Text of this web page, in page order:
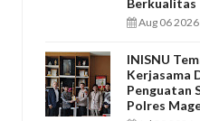
Berkualitas
Aug 06 2026
INISNU
Kerjasama
Penguatan
Polres